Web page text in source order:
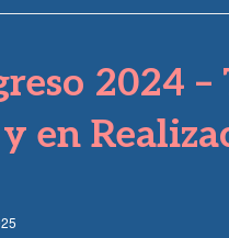
2024
en